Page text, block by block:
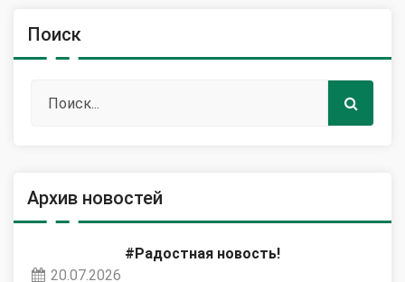
Поиск
Архив новостей
#Радостная новость!
20.07.2026